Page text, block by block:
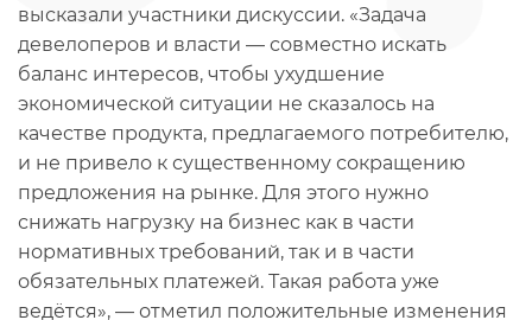
высказали участники дискуссии. «Задача
девелоперов и власти — совместно искать
баланс интересов, чтобы ухудшение
экономической ситуации не сказалось на
качестве продукта, предлагаемого потребителю,
и не привело к существенному сокращению
предложения на рынке. Для этого нужно
снижать нагрузку на бизнес как в части
нормативных требований, так и в части
обязательных платежей. Такая работа уже
ведётся», — отметил положительные изменения